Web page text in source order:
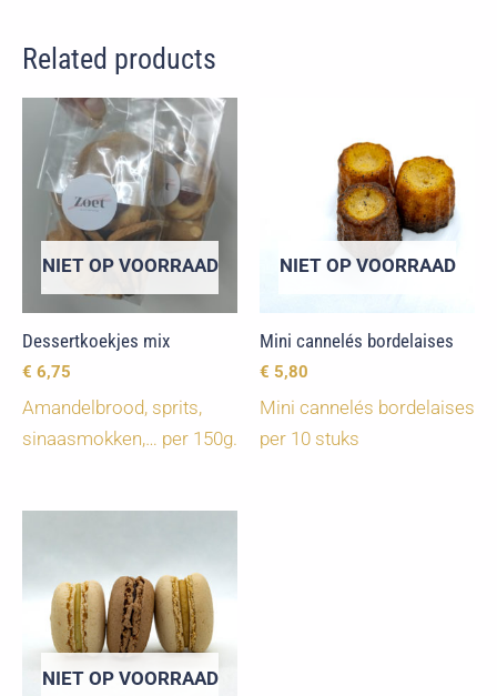
Related products
NIET OP VOORRAAD
Dessertkoekjes mix
€ 6,75
Amandelbrood, sprits,
sinaasmokken,… per 150g.
NIET OP VOORRAAD
Mini cannelés bordelaises
€ 5,80
Mini cannelés bordelaises
per 10 stuks
NIET OP VOORRAAD